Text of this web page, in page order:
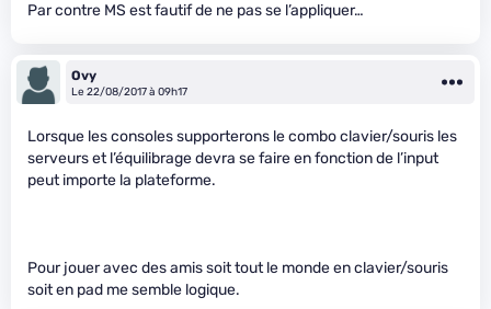
Par contre MS est fautif de ne pas se l’appliquer…
Ovy
Le 22/08/2017 à 09h17
Lorsque les consoles supporterons le combo clavier/souris les
serveurs et l’équilibrage devra se faire en fonction de l’input
peut importe la plateforme.
Pour jouer avec des amis soit tout le monde en clavier/souris
soit en pad me semble logique.